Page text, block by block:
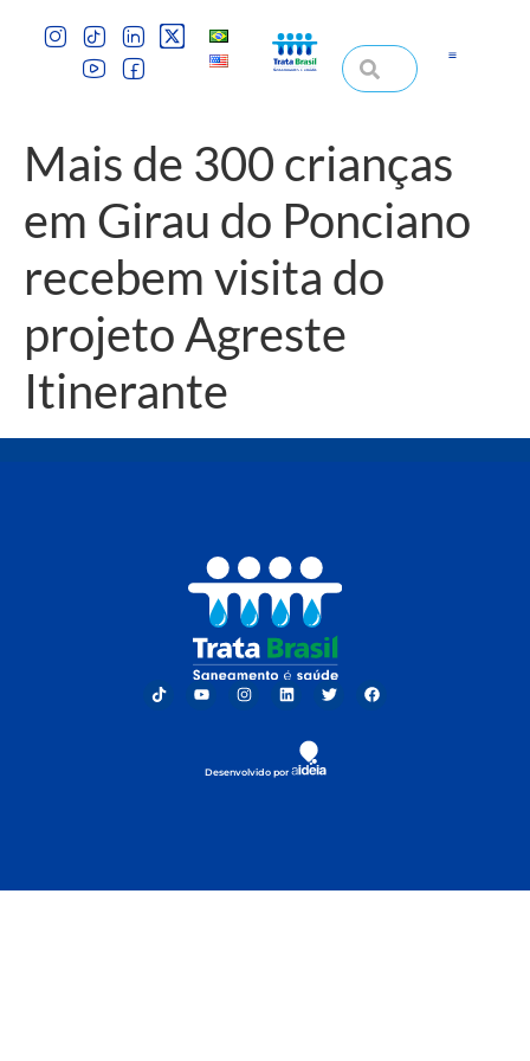
Mais de 300 crianças
em Girau do Ponciano
recebem visita do
projeto Agreste
Itinerante
Desenvolvido por